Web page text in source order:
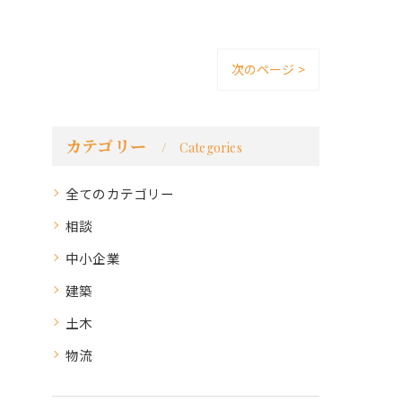
次のページ >
カテゴリー Categories
全てのカテゴリー
相談
中小企業
建築
土木
物流